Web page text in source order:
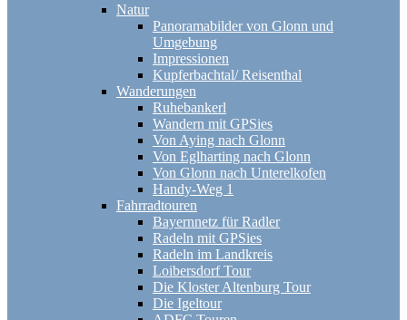
Natur
Panoramabilder von Glonn und
Umgebung
Impressionen
Kupferbachtal/ Reisenthal
Wanderungen
Ruhebankerl
Wandern mit GPSies
Von Aying nach Glonn
Von Eglharting nach Glonn
Von Glonn nach Unterelkofen
Handy-Weg 1
Fahrradtouren
Bayernnetz für Radler
Radeln mit GPSies
Radeln im Landkreis
Loibersdorf Tour
Die Kloster Altenburg Tour
Die Igeltour